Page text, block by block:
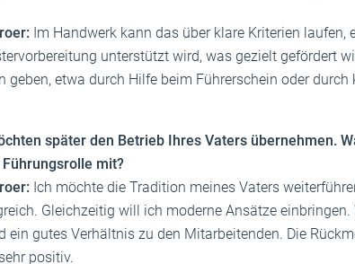
Im Handwerk kann das über klare Kriterien laufen,
unterstützt wird, was gezielt gefördert
geben, etwa durch Hilfe beim Führerschein oder durch
später den Betrieb Ihres Vaters übernehmen.
Führungsrolle mit?
Ich möchte die Tradition meines Vaters
Gleichzeitig will ich moderne Ansätze
ein gutes Verhältnis zu den Mitarbeitenden. Die
positiv.